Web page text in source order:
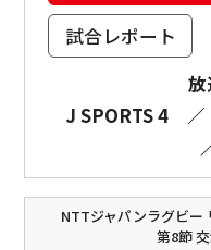
試合レポート
放
J SPORTS 4
／
NTTジャパンラグビー
第8節